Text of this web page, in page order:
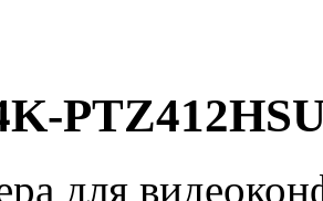
для